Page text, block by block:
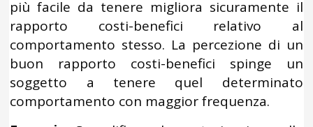
più facile da tenere migliora sicuramente il
rapporto costi-benefici relativo al
comportamento stesso. La percezione di un
buon rapporto costi-benefici spinge un
soggetto a tenere quel determinato
comportamento con maggior frequenza.